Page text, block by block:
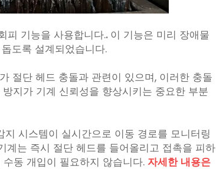
피 기능을 사용합니다..이 기능은 미리 장애물
도록 설계되었습니다.
절단 헤드 충돌과 관련이 있으며, 이러한 충돌
지가 기계 신뢰성을 향상시키는 중요한 부분
시스템이 실시간으로 이동 경로를 모니터링
계는 즉시 절단 헤드를 들어올리고 접촉을 피하
동 개입이 필요하지 않습니다. 자세한 내용은